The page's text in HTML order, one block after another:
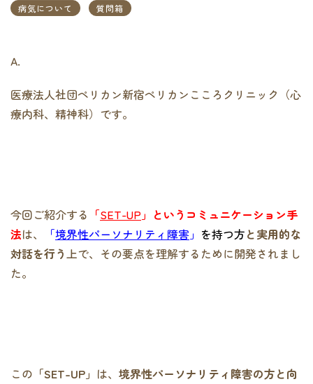
病気について
質問箱
A.
医療法人社団ペリカン新宿ペリカンこころクリニック（心
療内科、精神科）です。
今回ご紹介する 「SET-UP 」というコミュニケーション手
法は、 「境界性パーソナリティ障害」 を持つ方と実用的な
対話を行う上で、その要点を理解するために開発されまし
た。
この 「SET-UP」 は、 境界性パーソナリティ障害の方と向